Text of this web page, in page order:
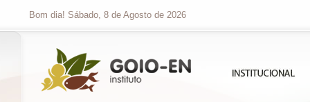
Bom dia! Sábado, 8 de Agosto de 2026